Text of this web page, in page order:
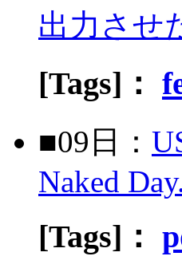
出力させ
[Tags]：
■09日：
Naked
[Tags]：